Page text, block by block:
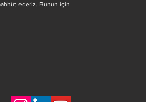
ederiz. Bunun için